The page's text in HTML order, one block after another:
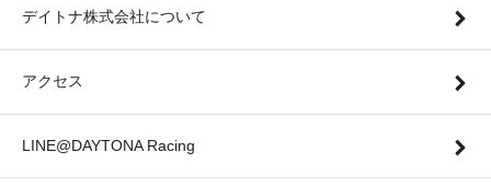
デイトナ株式会社について
アクセス
LINE@DAYTONA Racing